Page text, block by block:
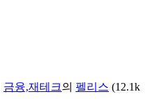
금융,재테크의 펠리스 (12.1k